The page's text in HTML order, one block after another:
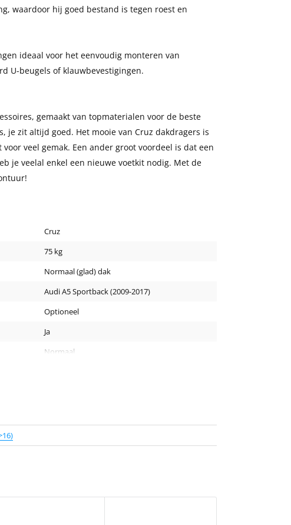
waardoor hij goed bestand is tegen roest en
ideaal voor het eenvoudig monteren van
U-beugels of klauwbevestigingen.
gemaakt van topmaterialen voor de beste
zit altijd goed. Het mooie van Cruz dakdragers is
veel gemak. Een ander groot voordeel is dat een
je veelal enkel een nieuwe voetkit nodig. Met de
Cruz
75 kg
Normaal (glad) dak
Audi A5 Sportback (2009-2017)
Optioneel
Ja
Normaal